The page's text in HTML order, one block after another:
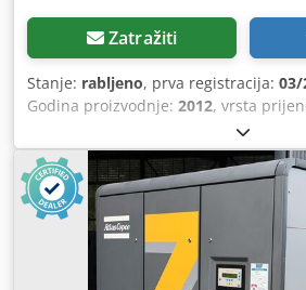
Zatražiti
Stanje: rabljeno, prva registracija: 03/
Godina proizvodnje: 2012, vrsta